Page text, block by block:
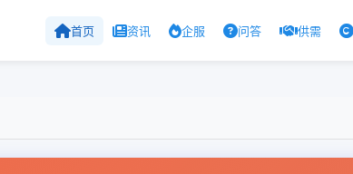
首页 资讯 企服 问答 供需